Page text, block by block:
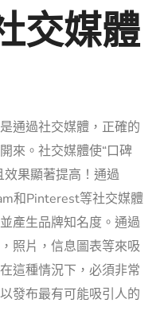
交媒體
通過社交媒體，正確的
來。社交媒體使“口碑
效果顯著提高！通過
和Pinterest等社交媒體
產生品牌知名度。通過
照片，信息圖表等來吸
這種情況下，必須非常
發布最有可能吸引人的